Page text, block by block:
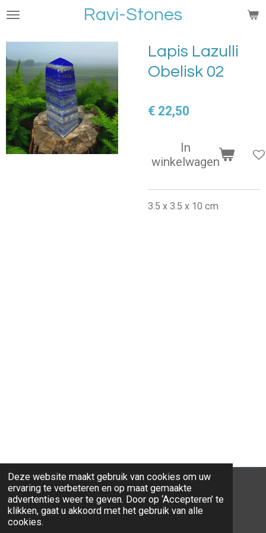
Deze website maakt gebruik van cookies om uw
ervaring te verbeteren en op maat gemaakte
advertenties weer te geven. Door op ‘Accepteren’ te
klikken, gaat u akkoord met het gebruik van alle
cookies.
Ga
naar
de
hoofdinhoud
Ravi-Stones
Lapis Lazulli
Obelisk 02
€ 22,50
In
winkelwagen
3.5 x 3.5 x 10 cm
© 2026 Ravi-Stones